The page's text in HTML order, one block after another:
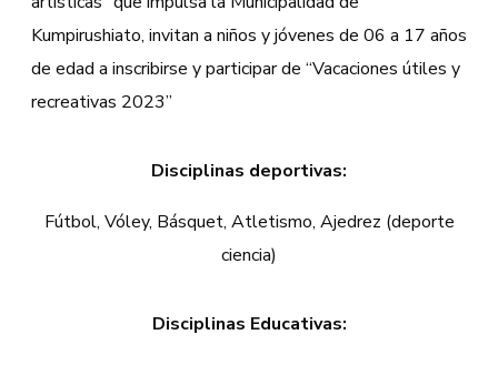
Kumpirushiato, invitan a niños y jóvenes de 06 a 17 años
de edad a inscribirse y participar de “Vacaciones útiles y
recreativas 2023”
Disciplinas deportivas:
Fútbol, Vóley, Básquet, Atletismo, Ajedrez (deporte
ciencia)
Disciplinas Educativas: